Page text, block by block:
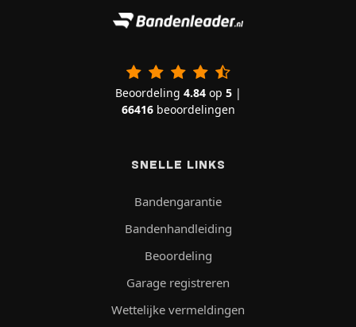
Beoordeling 4.84op 5|
66416beoordelingen
SNELLE LINKS
Bandengarantie
Bandenhandleiding
Beoordeling
Garage registreren
Wettelijke vermeldingen